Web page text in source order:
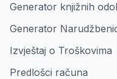
Generator knjižnih
Generator
Izvještaj o Troškovima
Predlošci računa